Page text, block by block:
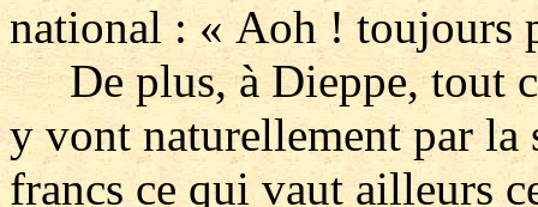
national : « Aoh ! toujours
De plus, à Dieppe, tout
y vont naturellement par
francs ce qui vaut ailleurs